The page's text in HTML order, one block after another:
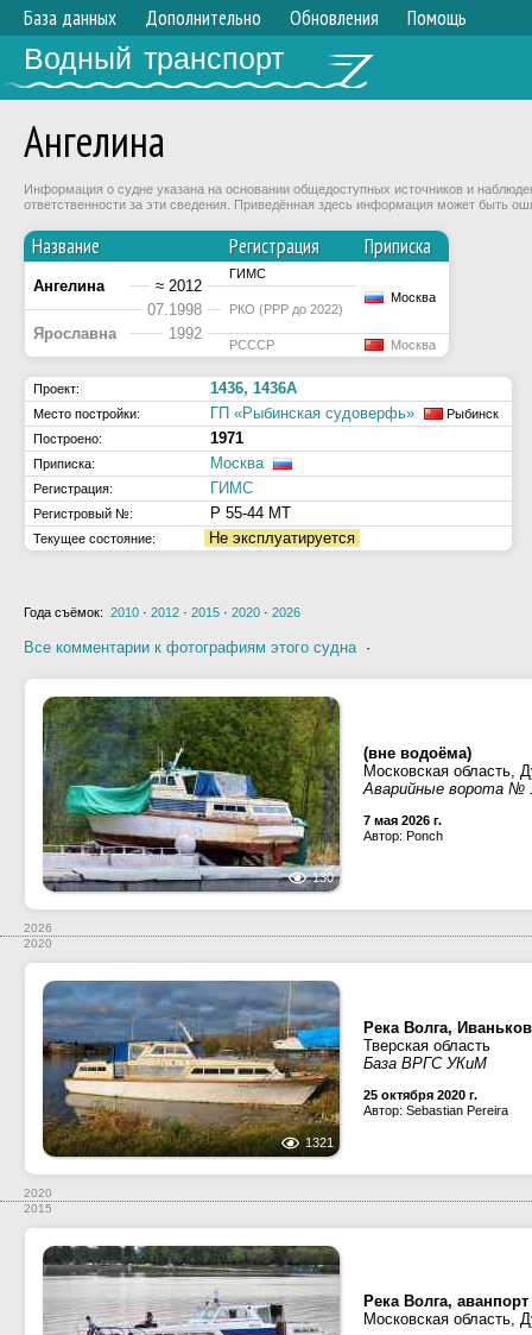
База данных Дополнительно Обновления Помощь
Водный транспорт
Ангелина
Информация о судне указана на основании общедоступных источников и
ответственности за эти сведения. Приведённая здесь информация может быть
Название Регистрация Приписка
Ангелина ≈ 2012
ГИМС
Москва
07.1998 РКО (РРР до 2022)
Ярославна 1992
РСССР Москва
Проект: 1436, 1436А
Место постройки: ГП «Рыбинская судоверфь»
Рыбинск
Построено:
1971
Приписка: Москва
Регистрация: ГИМС
Регистровый №: Р 55-44 МТ
Текущее состояние: Не эксплуатируется
Года съёмок: 2010 · 2012 · 2015 · 2020 · 2026
Все комментарии к фотографиям этого судна·
130
(вне водоёма)
Московская область,
Аварийные ворота №
7 мая 2026 г.
Автор: Ponch
2026
2020
1321
Река Волга,
Тверская область
База ВРГС УКиМ
25 октября 2020 г.
Автор: Sebastian Pereira
2020
2015
Река Волга,
Московская область,